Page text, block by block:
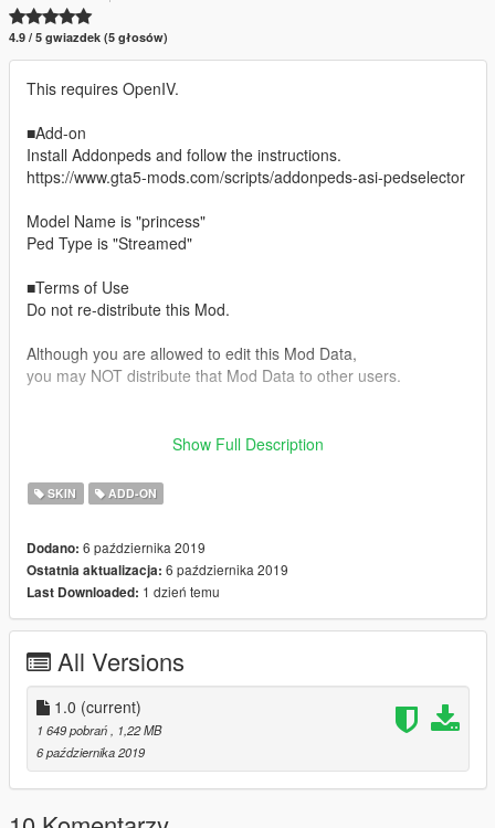
4.9 / 5 gwiazdek (5 głosów)
This requires OpenIV.
■Add-on
Install Addonpeds and follow the instructions.
https://www.gta5-mods.com/scripts/addonpeds-asi-pedselector
Model Name is "princess"
Ped Type is "Streamed"
■Terms of Use
Do not re-distribute this Mod.
Although you are allowed to edit this Mod Data,
you may NOT distribute that Mod Data to other users.
1.0 release
Show Full Description
SKIN ADD-ON
Dodano: 6 października 2019
Ostatnia aktualizacja: 6 października 2019
Last Downloaded: 1 dzień temu
All Versions
1.0 (current)
1 649 pobrań, 1,22 MB
6 października 2019